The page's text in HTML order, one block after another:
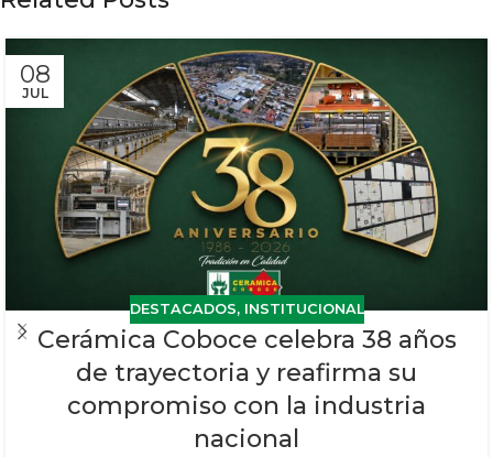
08
JUL
DESTACADOS, INSTITUCIONAL
Cerámica Coboce celebra 38 años
de trayectoria y reafirma su
compromiso con la industria
nacional